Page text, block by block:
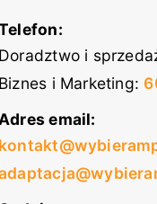
Doradztwo i
Biznes i Marketing:
Adres email: